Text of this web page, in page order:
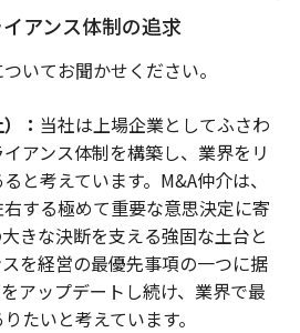
アンス体制の追求
てお聞かせください。
： 当社は上場企業としてふさわ
アンス体制を構築し、業界をリ
と考えています。M&A仲介は、
する極めて重要な意思決定に寄
きな決断を支える強固な土台と
を経営の最優先事項の一つに据
アップデートし続け、業界で最
たいと考えています。